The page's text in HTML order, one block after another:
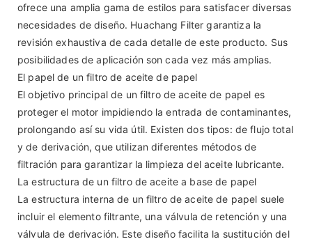
ofrece una amplia gama de estilos para satisfacer diversas
necesidades de diseño. Huachang Filter garantiza la
revisión exhaustiva de cada detalle de este producto. Sus
posibilidades de aplicación son cada vez más amplias.
El papel de un filtro de aceite de papel
El objetivo principal de un filtro de aceite de papel es
proteger el motor impidiendo la entrada de contaminantes,
prolongando así su vida útil. Existen dos tipos: de flujo total
y de derivación, que utilizan diferentes métodos de
filtración para garantizar la limpieza del aceite lubricante.
La estructura de un filtro de aceite a base de papel
La estructura interna de un filtro de aceite de papel suele
incluir el elemento filtrante, una válvula de retención y una
válvula de derivación. Este diseño facilita la sustitución del